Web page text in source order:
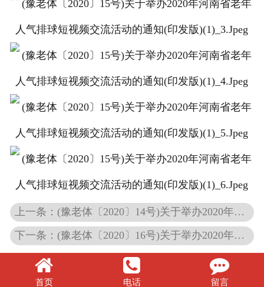
上一条：(豫老体〔2020〕14号)关于举办2020年健身球操短视频交流活动的通知(印发版)
下一条：(豫老体〔2020〕16号)关于举办2020年河南省老年人持杖健走短视频交流活动的通知(印发版)
首页 电话 留言